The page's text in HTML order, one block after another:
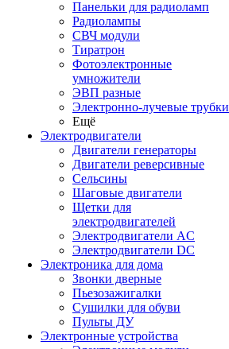
Панельки для радиоламп
Радиолампы
СВЧ модули
Тиратрон
Фотоэлектронные
умножители
ЭВП разные
Электронно-лучевые трубки
Ещё
Электродвигатели
Двигатели генераторы
Двигатели реверсивные
Сельсины
Шаговые двигатели
Щетки для
электродвигателей
Электродвигатели AC
Электродвигатели DC
Электроника для дома
Звонки дверные
Пьезозажигалки
Сушилки для обуви
Пульты ДУ
Электронные устройства